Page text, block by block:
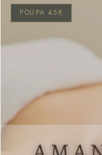
POUPA 45€